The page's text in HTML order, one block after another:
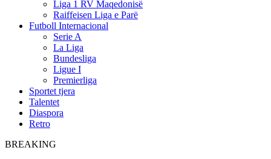
Liga 1 RV Maqedonisë
Raiffeisen Liga e Parë
Futboll Internacional
Serie A
La Liga
Bundesliga
Ligue I
Premierliga
Sportet tjera
Talentet
Diaspora
Retro
BREAKING